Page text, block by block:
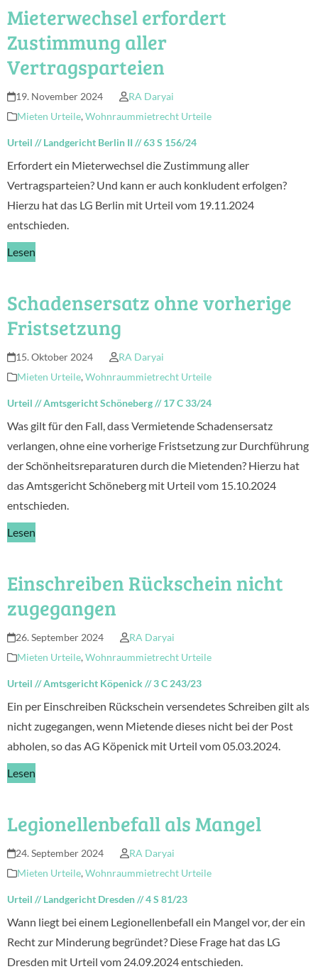
Mieterwechsel erfordert
Zustimmung aller
Vertragsparteien
19. November 2024
RA Daryai
Mieten Urteile, Wohnraummietrecht Urteile
Urteil //Landgericht Berlin II //63 S 156/24
Erfordert ein Mieterwechsel die Zustimmung aller
Vertragsparteien? Und kann er auch konkludent erfolgen?
Hierzu hat das LG Berlin mit Urteil vom 19.11.2024
entschieden.
Lesen
Schadensersatz ohne vorherige
Fristsetzung
15. Oktober 2024
RA Daryai
Mieten Urteile, Wohnraummietrecht Urteile
Urteil //Amtsgericht Schöneberg//17 C 33/24
Was gilt für den Fall, dass Vermietende Schadensersatz
verlangen, ohne eine vorherige Fristsetzung zur Durchführung
der Schönheitsreparaturen durch die Mietenden? Hierzu hat
das Amtsgericht Schöneberg mit Urteil vom 15.10.2024
entschieden.
Lesen
Einschreiben Rückschein nicht
zugegangen
26. September 2024
RA Daryai
Mieten Urteile, Wohnraummietrecht Urteile
Urteil //Amtsgericht Köpenick //3 C 243/23
Ein per Einschreiben Rückschein versendetes Schreiben gilt als
nicht zugegangen, wenn Mietende dieses nicht bei der Post
abholen, so das AG Köpenick mit Urteil vom 05.03.2024.
Lesen
Legionellenbefall als Mangel
24. September 2024
RA Daryai
Mieten Urteile, Wohnraummietrecht Urteile
Urteil //Landgericht Dresden//4 S 81/23
Wann liegt bei einem Legionellenbefall ein Mangel vor, der ein
Recht zur Minderung begründet? Diese Frage hat das LG
Dresden mit Urteil vom 24.09.2024 entschieden.